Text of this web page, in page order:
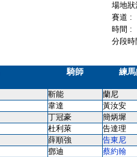
場地
賽道 :
時間 :
分段
騎師 練
靳能 蘭尼
韋達 黃汝安
丁冠豪 簡炳墀
杜利萊 告達理
薛順強 告東尼
鄧迪 蔡約翰